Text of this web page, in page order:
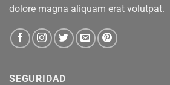
dolore magna aliquam erat volutpat.
SEGURIDAD